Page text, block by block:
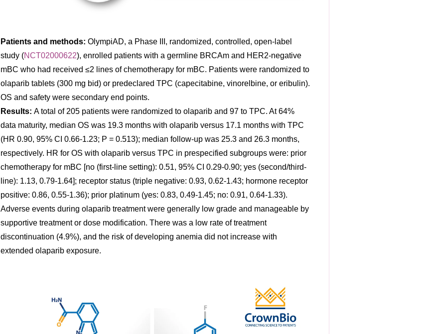
Patients and methods:OlympiAD, a Phase III, randomized, controlled, open-label
study (NCT02000622), enrolled patients with a germline BRCAm and HER2-negative
mBC who had received ≤2 lines of chemotherapy for mBC. Patients were randomized to
olaparib tablets (300 mg bid) or predeclared TPC (capecitabine, vinorelbine, or eribulin).
OS and safety were secondary end points.
Results:A total of 205 patients were randomized to olaparib and 97 to TPC. At 64%
data maturity, median OS was 19.3 months with olaparib versus 17.1 months with TPC
(HR 0.90, 95% CI 0.66-1.23; P = 0.513); median follow-up was 25.3 and 26.3 months,
respectively. HR for OS with olaparib versus TPC in prespecified subgroups were: prior
chemotherapy for mBC [no (first-line setting): 0.51, 95% CI 0.29-0.90; yes (second/third-
line): 1.13, 0.79-1.64]; receptor status (triple negative: 0.93, 0.62-1.43; hormone receptor
positive: 0.86, 0.55-1.36); prior platinum (yes: 0.83, 0.49-1.45; no: 0.91, 0.64-1.33).
Adverse events during olaparib treatment were generally low grade and manageable by
supportive treatment or dose modification. There was a low rate of treatment
discontinuation (4.9%), and the risk of developing anemia did not increase with
extended olaparib exposure.